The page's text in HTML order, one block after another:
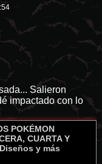
Salieron
impactado con lo
POKÉMON
CUARTA Y
y más